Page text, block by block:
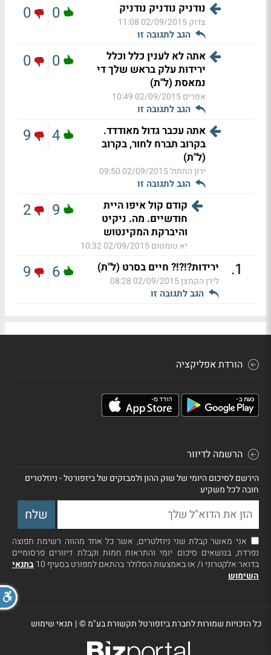
נודניק נודניק נודניק
צדוק02/09/2015 11:08
הגב לתגובה זו
0
0
אתה לא לענין כלל וכלל
ירידות עלק בראש שלך די
נמאסת (ל"ת)
אפרים02/09/2015 10:49
הגב לתגובה זו
0
0
אתה עכבר גדול מאודדד.
בקרוב תברח לחור, בקרוב
(ל"ת)
ירון החתול02/09/2015 09:50
הגב לתגובה זו
4
9
קודם קול איפו היית
חודשיים. מה. ניקיט
והיברקת המקינטוש
יא טומטום02/09/2015 10:32
9
2
1
. ירידות?!?!? חיים בסרט (ל"ת)
לירן הקמצן02/09/2015 08:28
הגב לתגובה זו
6
9
הורדת אפליקציה
הרשמה לדיוור
הירשם לסיכום היומי של שוק ההון ולמבזקים של ביזפורטל - ניוזלטרים
חובה לכל משקיע
אני מאשר קבלת שני ניוזלטרים, אשר כל אחד מהווה רשימת תפוצה
נפרדת, בנושאים סיכום יומי והתראות חמות וקבלת דיוורים פרסומיים
בדואר אלקטרוני ו/ או באמצעות הסלולר בהתאם למפורט בסעיף 10
בתנאי
השימוש
כל הזכויות שמורות לחברת ביזפורטל תקשורת בע"מ ©| תנאי שימוש